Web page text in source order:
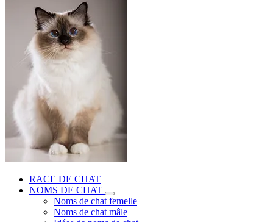
RACE DE CHAT
NOMS DE CHAT
Noms de chat femelle
Noms de chat mâle